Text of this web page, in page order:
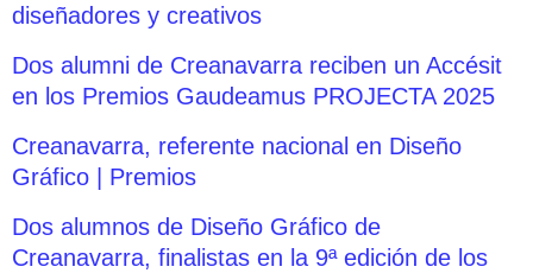
diseñadores y creativos
Dos alumni de Creanavarra reciben un Accésit
en los Premios Gaudeamus PROJECTA 2025
Creanavarra, referente nacional en Diseño
Gráfico | Premios
Dos alumnos de Diseño Gráfico de
Creanavarra, finalistas en la 9ª edición de los